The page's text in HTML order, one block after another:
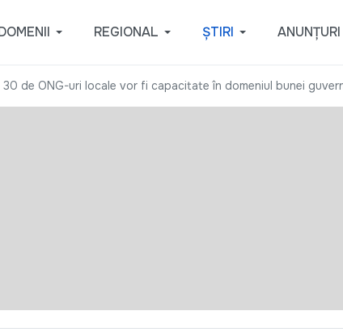
REGIONAL ȘTIRI ANUNȚURI
de ONG-uri locale vor fi capacitate în domeniul bunei